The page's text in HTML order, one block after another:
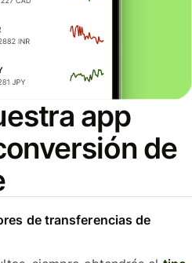
app
de
de transferencias de